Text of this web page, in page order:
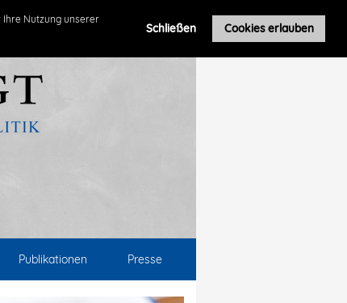
Nutzung unserer
Schließen Cookies erlauben
Publikationen Presse